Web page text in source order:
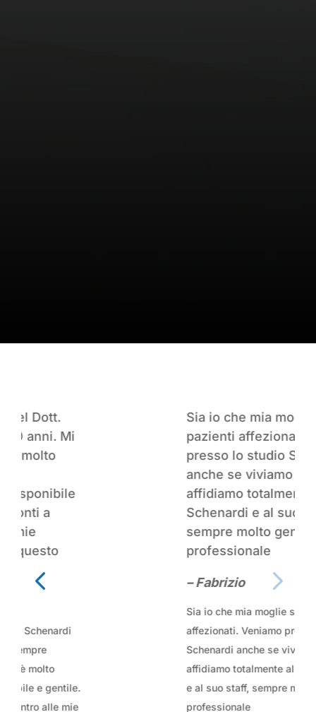
Mi
mie
Sia io che mia moglie siamo
pazienti affezionati.
presso lo studio Schenardi
anche se viviamo lontano. Ci
affidiamo totalmente al Dott.
Schenardi e al suo staff,
sempre molto gentile e
professionale
– Fabrizio
Sia io che mia moglie siamo pazienti
affezionati. Veniamo presso lo studio
Schenardi anche se viviamo lontano.
affidiamo totalmente al Dott.
e al suo staff, sempre molto gentile e
professionale